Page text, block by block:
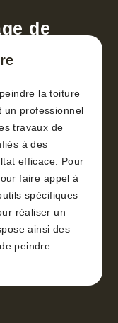
de
la toiture
un professionnel
travaux de
à des
efficace. Pour
faire appel à
spécifiques
réaliser un
ainsi des
peindre